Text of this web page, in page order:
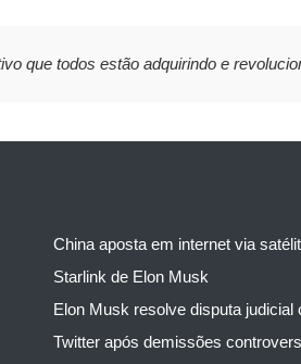
que todos estão adquirindo e
China aposta em internet via
Starlink de Elon Musk
Elon Musk resolve disputa judicial
Twitter após demissões